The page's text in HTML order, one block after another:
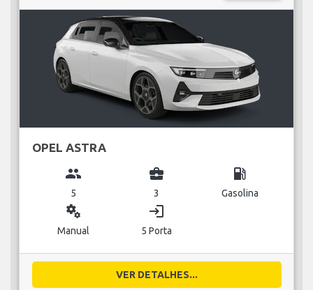
OPEL ASTRA
group
5
business_center
3
local_gas_station
Gasolina
miscellaneous_services
Manual
login
5 Porta
VER DETALHES...